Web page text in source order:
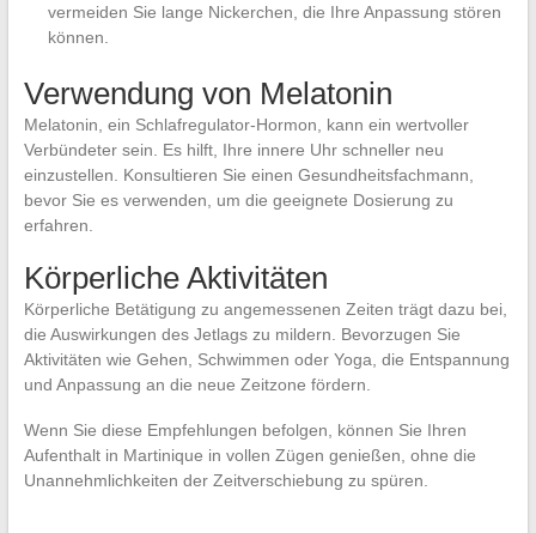
vermeiden Sie lange Nickerchen, die Ihre Anpassung stören
können.
Verwendung von Melatonin
Melatonin, ein Schlafregulator-Hormon, kann ein wertvoller
Verbündeter sein. Es hilft, Ihre innere Uhr schneller neu
einzustellen. Konsultieren Sie einen Gesundheitsfachmann,
bevor Sie es verwenden, um die geeignete Dosierung zu
erfahren.
Körperliche Aktivitäten
Körperliche Betätigung zu angemessenen Zeiten trägt dazu bei,
die Auswirkungen des Jetlags zu mildern. Bevorzugen Sie
Aktivitäten wie Gehen, Schwimmen oder Yoga, die Entspannung
und Anpassung an die neue Zeitzone fördern.
Wenn Sie diese Empfehlungen befolgen, können Sie Ihren
Aufenthalt in Martinique in vollen Zügen genießen, ohne die
Unannehmlichkeiten der Zeitverschiebung zu spüren.